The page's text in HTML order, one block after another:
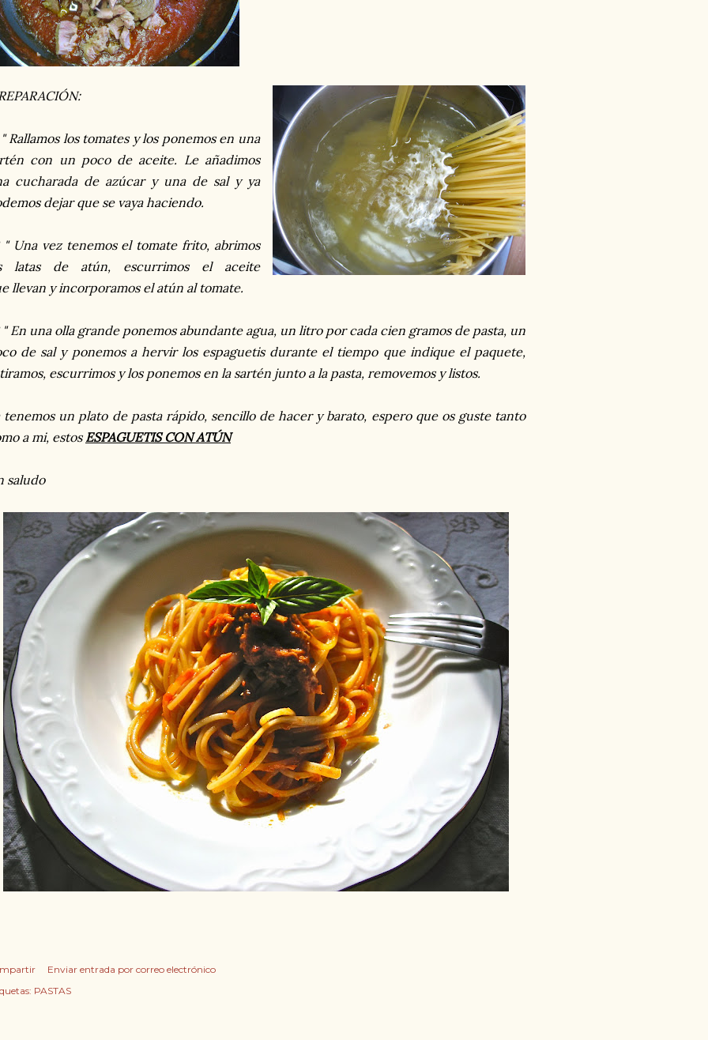
" Rallamos los tomates y los ponemos en una
con un poco de aceite. Le añadimos
cucharada de azúcar y una de sal y ya
dejar que se vaya haciendo.
" Una vez tenemos el tomate frito, abrimos
latas de atún, escurrimos el aceite
llevan y incorporamos el atún al tomate.
" En una olla grande ponemos abundante agua, un litro por cada cien gramos de pasta, un
de sal y ponemos a hervir los espaguetis durante el tiempo que indique el paquete,
escurrimos y los ponemos en la sartén junto a la pasta, removemos y listos.
tenemos un plato de pasta rápido, sencillo de hacer y barato, espero que os guste tanto
a mi, estos ESPAGUETIS CON ATÚN
saludo
Enviar entrada por correo electrónico
PASTAS